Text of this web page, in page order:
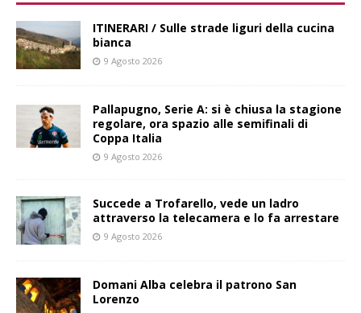
ITINERARI / Sulle strade liguri della cucina
bianca
9 Agosto 2026
Pallapugno, Serie A: si è chiusa la stagione
regolare, ora spazio alle semifinali di
Coppa Italia
9 Agosto 2026
Succede a Trofarello, vede un ladro
attraverso la telecamera e lo fa arrestare
9 Agosto 2026
Domani Alba celebra il patrono San
Lorenzo